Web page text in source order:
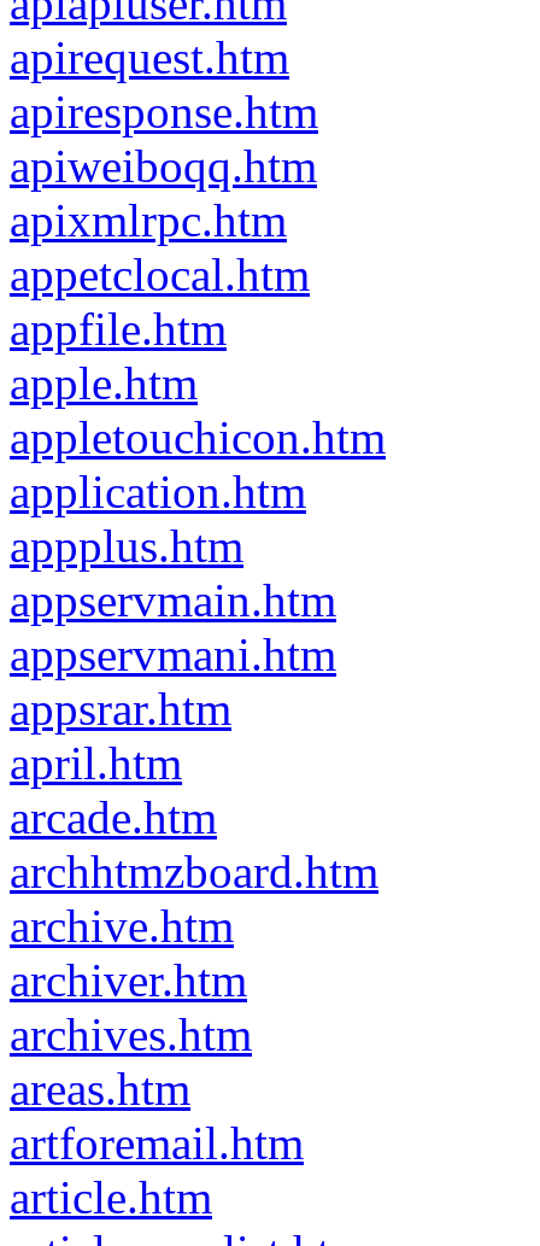
apirequest.htm
apiresponse.htm
apiweiboqq.htm
apixmlrpc.htm
appetclocal.htm
appfile.htm
apple.htm
appletouchicon.htm
application.htm
appplus.htm
appservmain.htm
appservmani.htm
appsrar.htm
april.htm
arcade.htm
archhtmzboard.htm
archive.htm
archiver.htm
archives.htm
areas.htm
artforemail.htm
article.htm